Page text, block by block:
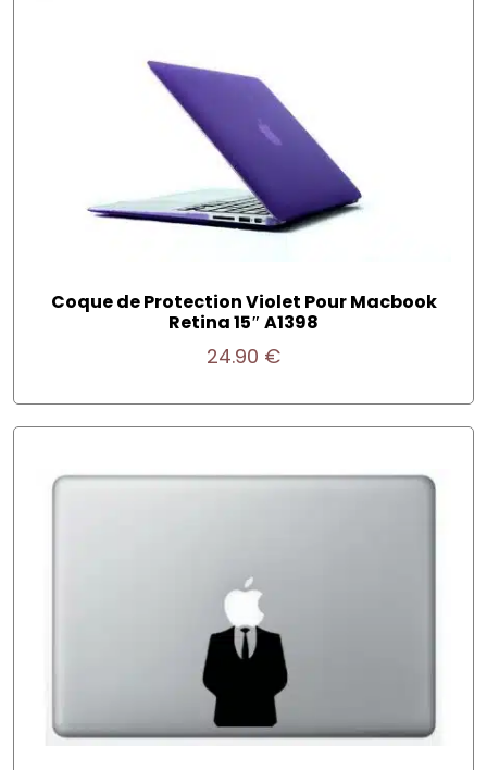
Coque de Protection Violet Pour Macbook
Retina 15″ A1398
24.90 €